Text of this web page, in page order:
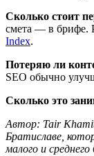
Сколько стоит
смета — в брифе.
Index.
Потеряю ли
SEO обычно
Сколько это
Автор: Tair
Братиславе,
малого и среднего